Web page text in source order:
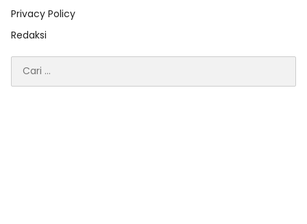
Privacy Policy
Redaksi
untuk: